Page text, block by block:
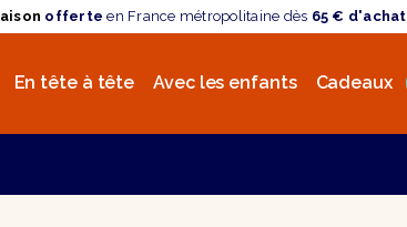
aison offerte en France métropolitaine dès 65 € d'achat
En tête à tête Avec les enfants Cadeaux